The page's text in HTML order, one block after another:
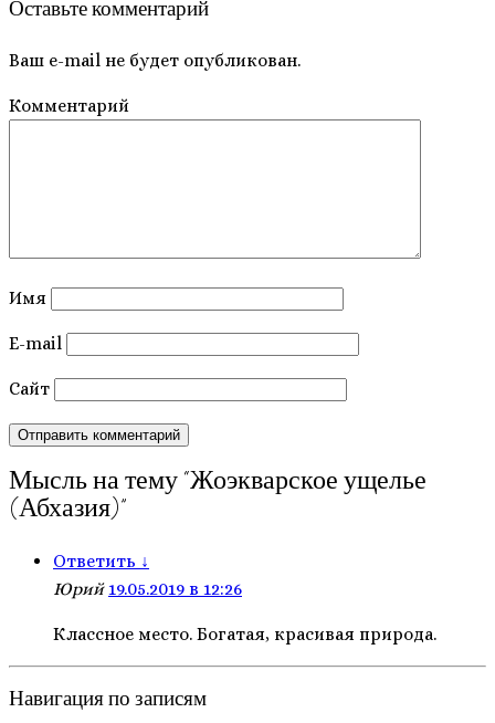
Оставьте комментарий
Ваш e-mail не будет опубликован.
Комментарий
Имя
E-mail
Сайт
Мысль на тему “Жоэкварское ущелье
(Абхазия)”
Ответить ↓
Юрий19.05.2019 в 12:26
Классное место. Богатая, красивая природа.
Навигация по записям